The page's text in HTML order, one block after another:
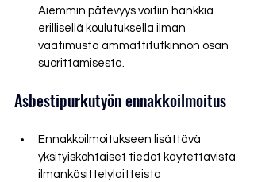
Aiemmin pätevyys voitiin hankkia
erillisellä koulutuksella ilman
vaatimusta ammattitutkinnon osan
suorittamisesta.
Asbestipurkutyön ennakkoilmoitus
Ennakkoilmoitukseen lisättävä
yksityiskohtaiset tiedot käytettävistä
ilmankäsittelylaitteista